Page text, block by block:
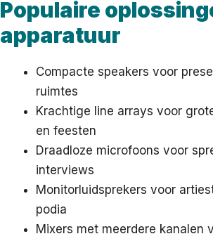
Populaire
apparatuur
Compacte speakers voor
ruimtes
Krachtige line arrays voor
en feesten
Draadloze microfoons voor
interviews
Monitorluidsprekers voor
podia
Mixers met meerdere kanalen